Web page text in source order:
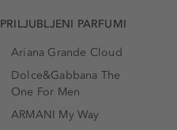
PRILJUBLJENI PARFUMI
Ariana Grande Cloud
Dolce&Gabbana The
One For Men
ARMANI My Way